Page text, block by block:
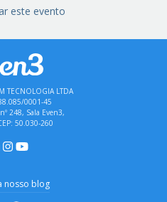
este evento
TECNOLOGIA LTDA
0001-45
248, Sala Even3,
50.030-260
nosso blog